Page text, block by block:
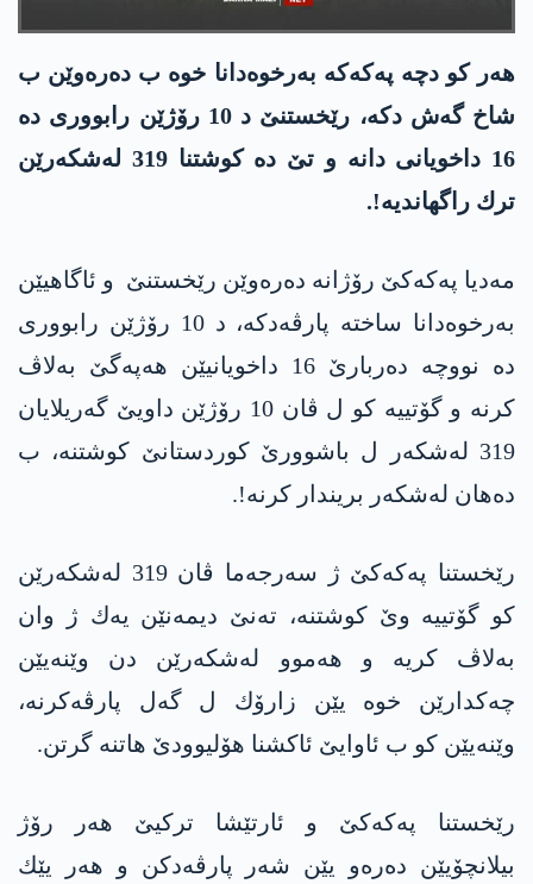
هه‌ر كو دچه‌ په‌كه‌كه‌ به‌رخوه‌دانا خوه‌ ب ده‌ره‌وێن ب
شاخ گه‌ش دكه‌، رێخستنێ د 10 رۆژێن رابووری ده‌
16 داخویانی دانه‌ و تێ ده‌ كوشتنا 319 له‌شكه‌رێن
ترك راگهاندیه‌!.
مه‌دیا په‌كه‌كێ رۆژانه‌ ده‌ره‌وێن رێخستنێ و ئاگاهیێن
به‌رخوه‌دانا ساخته‌ پارڤه‌دكه‌، د 10 رۆژێن رابووری
ده‌ نووچه‌ ده‌ربارێ 16 داخویانیێن هه‌په‌گێ به‌لاڤ
كرنه‌ و گۆتییه‌ كو ل ڤان 10 رۆژێن داویێ گه‌ریلایان
319 له‌شكه‌ر ل باشوورێ كوردستانێ كوشتنه‌، ب
ده‌هان له‌شكه‌ر بریندار كرنه‌!.
رێخستنا په‌كه‌كێ ژ سه‌رجه‌ما ڤان 319 له‌شكه‌رێن
كو گۆتییه‌ وێ كوشتنه‌، ته‌نێ دیمه‌نێن یه‌ك ژ وان
به‌لاڤ كریه‌ و هه‌موو له‌شكه‌رێن دن وێنه‌یێن
چه‌كدارێن خوه‌ یێن زارۆك ل گه‌ل پارڤه‌كرنه،
وێنه‌یێن كو ب ئاوایێ ئاكشنا هۆلیوودێ هاتنه‌ گرتن.
رێخستنا په‌كه‌كێ و ئارتێشا تركیێ هه‌ر رۆژ
بیلانچۆیێن ده‌ره‌و یێن شه‌ر پارڤه‌دكن و هه‌ر یێك